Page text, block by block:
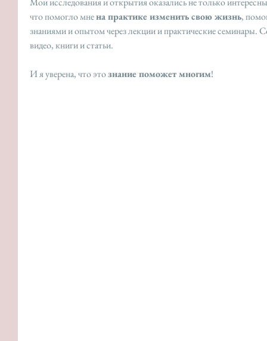
что помогло мне на практике изменить свою жизнь,
знаниями и опытом через лекции и практические семинары.
видео, книги и статьи.
И я уверена, что это знание поможет многим!